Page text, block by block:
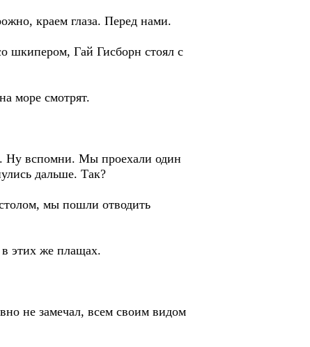
краем глаза. Перед нами.
шкипером, Гай Гисборн стоял с
море смотрят.
Ну вспомни. Мы проехали один
дальше. Так?
мы пошли отводить
этих же плащах.
не замечал, всем своим видом